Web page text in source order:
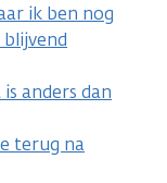
ik ben nog
blijvend
anders dan
terug na